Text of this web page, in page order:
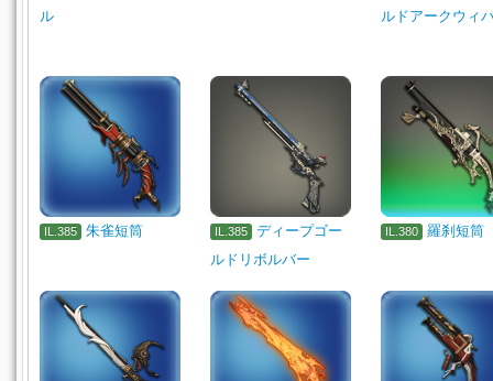
ル ルドアークウィ
IL.385 朱雀短筒 IL.385
ディープゴー
ルドリボルバー
IL.380 羅刹短筒